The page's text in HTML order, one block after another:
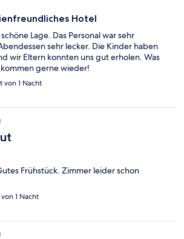
Hotel
Lage. Das Personal war sehr
sehr lecker. Die Kinder haben
wir Eltern konnten uns gut erholen. Was
gerne wieder!
von 1 Nacht
Frühstück. Zimmer leider schon
1 Nacht